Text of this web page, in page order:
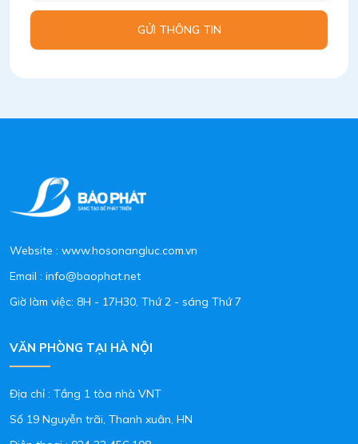
GỬI THÔNG TIN
Website : www.hosonangluc.com.vn
Email : info@baophat.net
Giờ làm việc: 8H - 17H30, Thứ 2 - sáng Thứ 7
VĂN PHÒNG TẠI HÀ NỘI
Địa chỉ : Tầng 1 tòa nhà VNT
Số 19 Nguyễn trãi, Thanh xuân, HN